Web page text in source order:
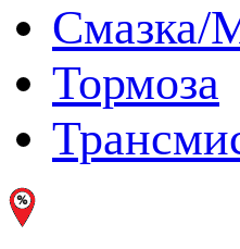
Смазка/
Тормоза